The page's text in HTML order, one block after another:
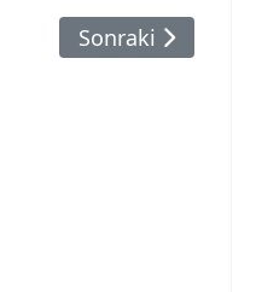
Sonraki Makale:
Sonraki